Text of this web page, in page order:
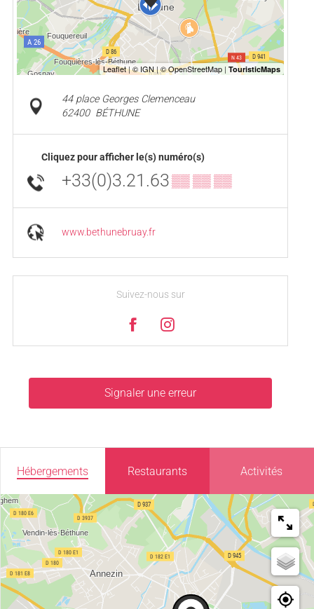
44 place Georges Clemenceau
62400 BÉTHUNE
Cliquez pour afficher le(s) numéro(s)
+33(0)3.21.63▒▒ ▒▒ ▒▒
www.bethunebruay.fr
Suivez-nous sur
Signaler une erreur
Hébergements Restaurants Activités